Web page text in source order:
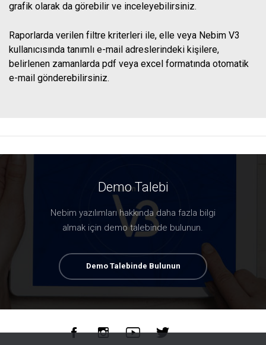
grafik olarak da görebilir ve inceleyebilirsiniz.
Raporlarda verilen filtre kriterleri ile, elle veya Nebim V3
kullanıcısında tanımlı e-mail adreslerindeki kişilere,
belirlenen zamanlarda pdf veya excel formatında otomatik
e-mail gönderebilirsiniz.
Demo Talebi
Nebim yazılımları hakkında daha fazla bilgi
almak için demo talebinde bulunun.
Demo Talebinde Bulunun